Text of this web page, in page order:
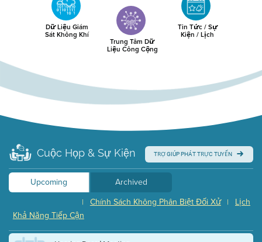
Dữ Liệu Giám
Sát Không Khí
Trung Tâm Dữ
Liệu Công Cộng
Tin Tức / Sự
Kiện / Lịch
Cuộc Họp & Sự Kiện TRỢ GIÚP PHÁT TRỰC TUYẾN
Upcoming
Archived
Lịch
|
Chính Sách Không Phân Biệt Đối Xử
|
Khả Năng Tiếp Cận